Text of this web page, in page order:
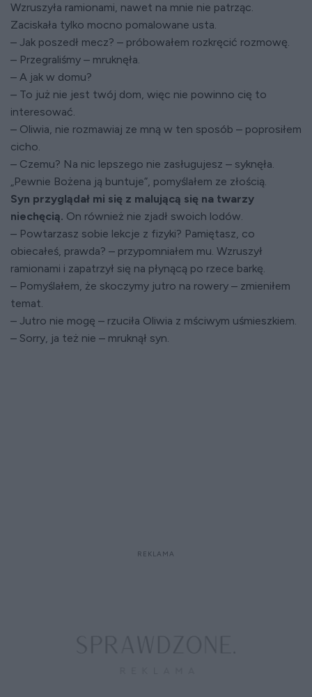
Wzruszyła ramionami, nawet na mnie nie patrząc.
Zaciskała tylko mocno pomalowane usta.
– Jak poszedł mecz? – próbowałem rozkręcić rozmowę.
– Przegraliśmy – mruknęła.
– A jak w domu?
– To już nie jest twój dom, więc nie powinno cię to
interesować.
– Oliwia, nie rozmawiaj ze mną w ten sposób – poprosiłem
cicho.
– Czemu? Na nic lepszego nie zasługujesz – syknęła.
„Pewnie Bożena ją buntuje”, pomyślałem ze złością.
Syn przyglądał mi się z malującą się na twarzy
niechęcią. On również nie zjadł swoich lodów.
– Powtarzasz sobie lekcje z fizyki? Pamiętasz, co
obiecałeś, prawda? – przypomniałem mu. Wzruszył
ramionami i zapatrzył się na płynącą po rzece barkę.
– Pomyślałem, że skoczymy jutro na rowery – zmieniłem
temat.
– Jutro nie mogę – rzuciła Oliwia z mściwym uśmieszkiem.
– Sorry, ja też nie – mruknął syn.